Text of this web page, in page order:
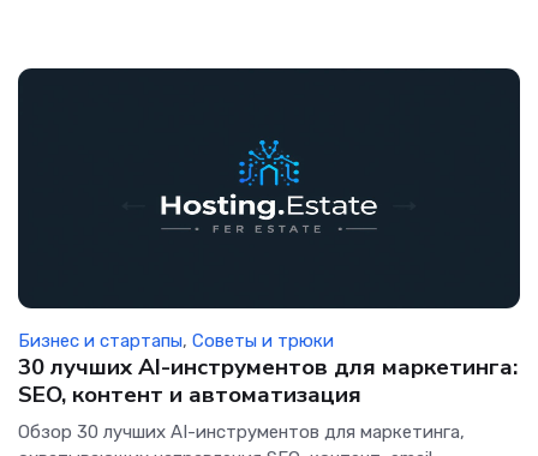
Бизнес и стартапы, Советы и трюки
30 лучших AI-инструментов для маркетинга:
SEO, контент и автоматизация
Обзор 30 лучших AI-инструментов для маркетинга,